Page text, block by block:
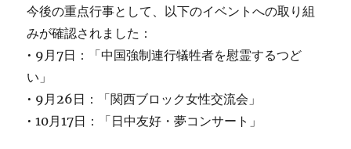
今後の重点行事として、以下のイベントへの取り組
みが確認されました：
• 9月7日：「中国強制連行犠牲者を慰霊するつど
い」
• 9月26日：「関西ブロック女性交流会」
• 10月17日：「日中友好・夢コンサート」